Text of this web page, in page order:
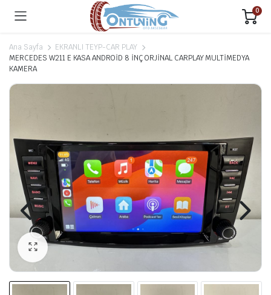
0
Ana Sayfa
EKRANLI TEYP-CAR PLAY
MERCEDES W211 E KASA ANDROİD 8 İNÇ ORJİNAL CARPLAY MULTİMEDYA
KAMERA